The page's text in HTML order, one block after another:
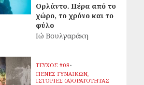
Ορλάντο. Πέρα από το
χώρο, το χρόνο και το
φύλο
Ιώ Βουλγαράκη
ΤΕΥΧΟΣ #08•
ΠΕΝΕΣ ΓΥΝΑΙΚΩΝ,
ΙΣΤΟΡΙΕΣ (Α)ΟΡΑΤΟΤΗΤΑΣ